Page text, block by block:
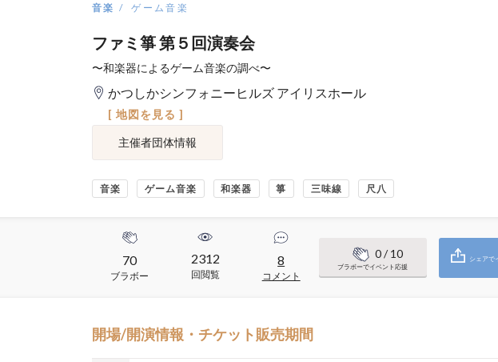
音楽 ゲーム音楽
ファミ箏​ 第５回演奏会
〜和楽器によるゲーム音楽の調べ〜
かつしかシンフォニーヒルズ アイリスホール
[ 地図を見る ]
主催者団体情報
音楽 ゲーム音楽 和楽器 箏 三味線 尺八
70
ブラボー
2312
回閲覧
8
コメント
0/ 10
ブラボーでイベント応援
シェアで
開場/開演情報・チケット販売期間